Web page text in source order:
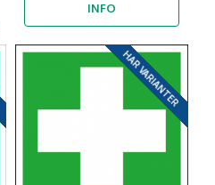
INFO
HAR VARIANTER